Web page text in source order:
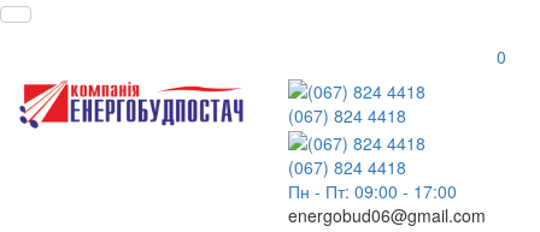
0
(067) 824 4418
(067) 824 4418
Пн - Пт: 09:00 - 17:00
energobud06@gmail.com